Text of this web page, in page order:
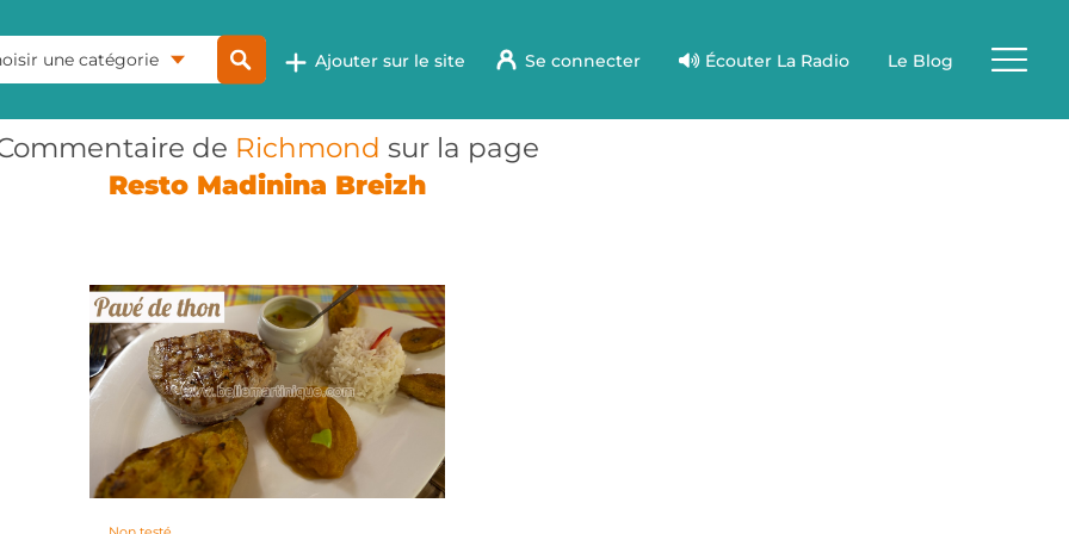
une catégorie Ajouter sur le site Se connecter Écouter La Radio Le Blog
de Richmond sur la page
Resto Madinina Breizh